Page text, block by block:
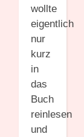
wollte
eigentlich
nur
kurz
in
das
Buch
reinlesen
und